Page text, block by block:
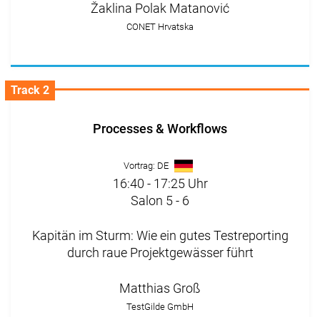
Žaklina Polak Matanović
CONET Hrvatska
Processes & Workflows
Vortrag: DE
16:40 - 17:25 Uhr
Salon 5 - 6
Kapitän im Sturm: Wie ein gutes Testreporting
durch raue Projektgewässer führt
Matthias Groß
TestGilde GmbH
Track 2